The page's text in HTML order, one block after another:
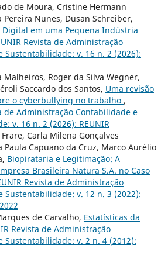
de Moura, Cristine Hermann
Pereira Nunes, Dusan Schreiber,
Digital em uma Pequena Indústria
Revista de Administração
Sustentabilidade: v. 16 n. 2 (2026):
Malheiros, Roger da Silva Wegner,
Saccardo dos Santos, Uma revisão
o cyberbullying no trabalho ,
de Administração Contabilidade e
v. 16 n. 2 (2026): REUNIR
Carla Milena Gonçalves
Paula Capuano da Cruz, Marco Aurélio
Biopirataria e Legitimação: A
Brasileira Natura S.A. no Caso
Revista de Administração
Sustentabilidade: v. 12 n. 3 (2022):
de Carvalho, Estatísticas da
Revista de Administração
Sustentabilidade: v. 2 n. 4 (2012):